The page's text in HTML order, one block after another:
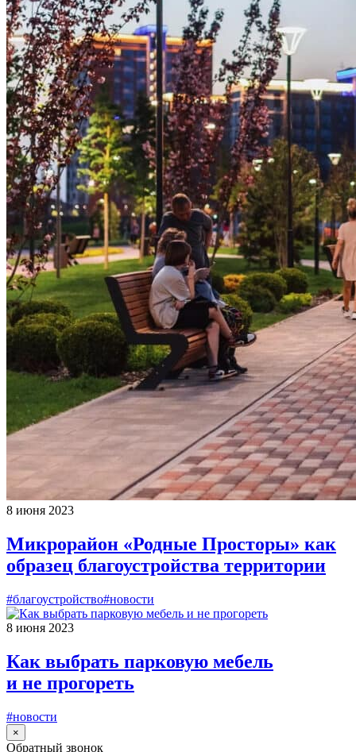
8 июня 2023
Микрорайон «Родные Просторы» как
образец благоустройства территории
#благоустройство#новости
8 июня 2023
Как выбрать парковую мебель
и не прогореть
#новости
×
Обратный звонок